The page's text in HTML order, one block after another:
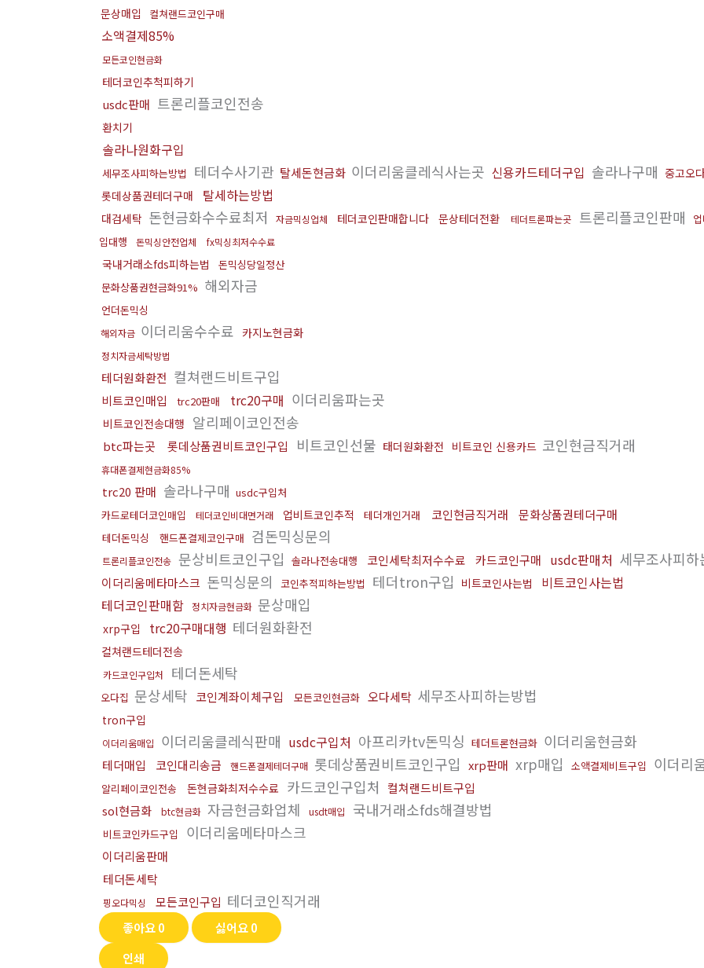
문상매입 컬쳐랜드코인구매
소액결제85%
모든코인현금화
테더코인추척피하기
usdc판매 트론리플코인전송
환치기
솔라나원화구입
세무조사피하는방법 테더수사기관 탈세돈현금화 이더리움클레식사는곳 신용카드테더구입 솔라나구매 중고오
롯데상품권테더구매
탈세하는방법
대검세탁 돈현금화수수료최저 자금믹싱업체 테더코인판매합니다 문상테더전환 테더트론파는곳 트론리플코인판매
입대행
돈믹싱안전업체 fx믹싱최저수수료
국내거래소fds피하는법
돈믹싱당일정산
문화상품권현금화91% 해외자금
언더돈믹싱
해외자금 이더리움수수료 카지노현금화
정치자금세탁방법
테더원화환전 컬쳐랜드비트구입
비트코인매입 trc20판매 trc20구매 이더리움파는곳
비트코인전송대행 알리페이코인전송
btc파는곳 롯데상품권비트코인구입 비트코인선물 태더원화환전 비트코인 신용카드 코인현금직거래
휴대폰결제현금화85%
trc20 판매 솔라나구매 usdc구입처
카드로테더코인매입
테더코인비대면거래 업비트코인추적 테더개인거래 코인현금직거래 문화상품권테더구매
테더돈믹싱 핸드폰결제코인구매 검돈믹싱문의
트론리플코인전송 문상비트코인구입 솔라나전송대행 코인세탁최저수수료 카드코인구매 usdc판매처 세무조사피하
이더리움메타마스크 돈믹싱문의 코인추적피하는방법 테더tron구입 비트코인사는법
비트코인사는법
테더코인판매함
정치자금현금화 문상매입
xrp구입 trc20구매대행 테더원화환전
컬쳐랜드테더전송
카드코인구입처 테더돈세탁
오다집 문상세탁 코인계좌이체구입 모든코인현금화 오다세탁 세무조사피하는방법
tron구입
이더리움매입 이더리움클레식판매 usdc구입처 아프리카tv돈믹싱 테더트론현금화 이더리움현금화
테더매입 코인대리송금 핸드폰결제테더구매 롯데상품권비트코인구입 xrp판매 xrp매입 소액결제비트구입 이더리
알리페이코인전송 돈현금화최저수수료 카드코인구입처
컬쳐랜드비트구입
sol현금화
btc현금화 자금현금화업체 usdt매입 국내거래소fds해결방법
비트코인카드구입 이더리움메타마스크
이더리움판매
테더돈세탁
핑오다믹싱 모든코인구입 테더코인직거래
좋아요0 싫어요0
인쇄